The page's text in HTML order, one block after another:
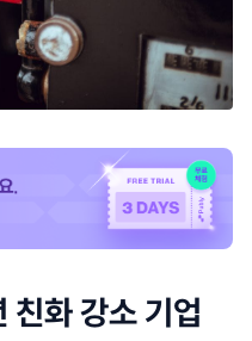
친화 강소 기업